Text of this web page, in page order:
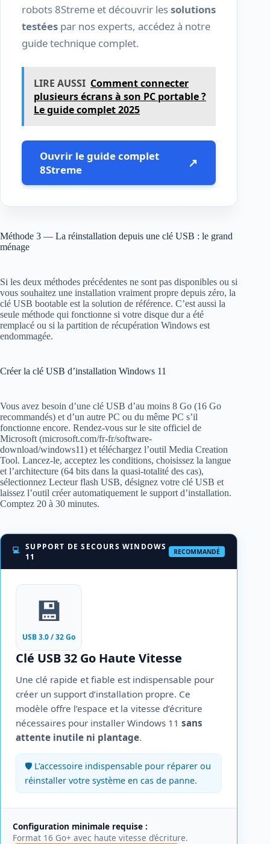
robots 8Streme et découvrir lessolutions
testées par nos experts, accédez à notre
guide technique complet.
LIRE AUSSI Comment connecter
plusieurs écrans à son PC portable ?
Le guide complet 2025
Ouvrir le guide complet
8Streme
↗
Méthode 3 — La réinstallation depuis une clé USB : le grand
ménage
Si les deux méthodes précédentes ne sont pas disponibles ou si
vous souhaitez une installation vraiment propre depuis zéro, la
clé USB bootable est la solution de référence. C’est aussi la
seule méthode qui fonctionne si votre disque dur a été
remplacé ou si la partition de récupération Windows est
endommagée.
Créer la clé USB d’installation Windows 11
Vous avez besoin d’une clé USB d’au moins 8 Go (16 Go
recommandés) et d’un autre PC ou du même PC s’il
fonctionne encore. Rendez-vous sur le site officiel de
Microsoft (microsoft.com/fr-fr/software-
download/windows11) et téléchargez l’outil Media Creation
Tool. Lancez-le, acceptez les conditions, choisissez la langue
et l’architecture (64 bits dans la quasi-totalité des cas),
sélectionnez Lecteur flash USB, désignez votre clé USB et
laissez l’outil créer automatiquement le support d’installation.
Comptez 20 à 30 minutes.
💻 SUPPORT DE SECOURS WINDOWS
11
RECOMMANDÉ
💾
USB 3.0 / 32 Go
Clé USB 32 Go Haute Vitesse
Une clé rapide et fiable est indispensable pour
créer un support d’installation propre. Ce
modèle offre l’espace et la vitesse d’écriture
nécessaires pour installer Windows 11 sans
attente inutile ni plantage.
🛡️ L’accessoire indispensable pour réparer ou
réinstaller votre système en cas de panne.
Configuration minimale requise :
Format 16 Go+ avec haute vitesse d’écriture.